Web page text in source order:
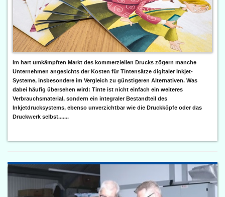
Im hart umkämpften Markt des kommerziellen Drucks zögern manche
Unternehmen angesichts der Kosten für Tintensätze digitaler Inkjet-
Systeme, insbesondere im Vergleich zu günstigeren Alternativen. Was
dabei häufig übersehen wird: Tinte ist nicht einfach ein weiteres
Verbrauchsmaterial, sondern ein integraler Bestandteil des
Inkjetdrucksystems, ebenso unverzichtbar wie die Druckköpfe oder das
Druckwerk selbst.......